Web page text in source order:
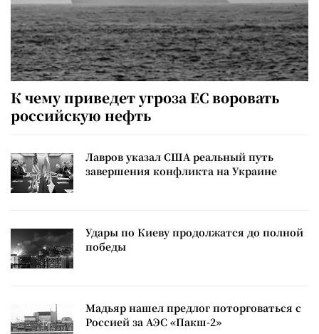
К чему приведет угроза ЕС воровать
российскую нефть
Лавров указал США реальный путь
завершения конфликта на Украине
Удары по Киеву продолжатся до полной
победы
Мадьяр нашел предлог поторговаться с
Россией за АЭС «Пакш-2»